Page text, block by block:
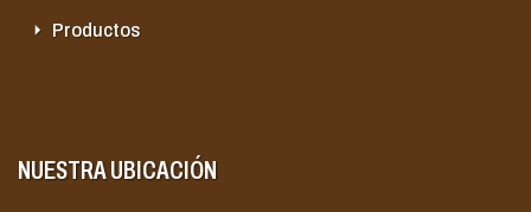
Productos
NUESTRA UBICACIÓN